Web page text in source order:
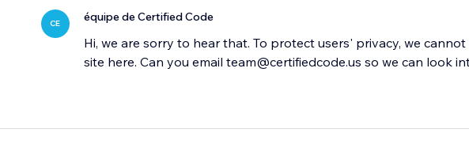
CE équipe de Certified Code
Hi, we are sorry to hear that. To protect users' privacy, we
site here. Can you email team@certifiedcode.us so we can look